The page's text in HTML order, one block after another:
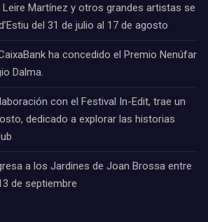
Leire Martínez y otros grandes artistas se
del 31 de julio al 17 de agosto
ha concedido el Premio Nenúfar
Dalma.
con el Festival In-Edit, trae un
dedicado a explorar las historias
a los Jardines de Joan Brossa entre
de septiembre